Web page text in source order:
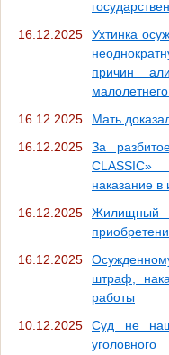
16.12.2025
Ухтинка
причин
16.12.2025
Мать
16.12.2025
За
CLASSIC»
наказание в
16.12.2025
Жилищный
16.12.2025
штраф,
работы
10.12.2025
Суд не